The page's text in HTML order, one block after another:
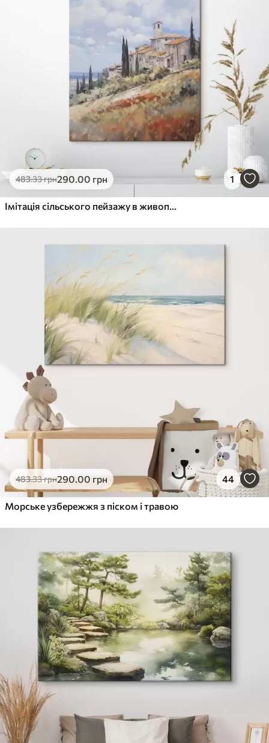
483.33грн290.00 грн 1
Імітація сільського пейзажу в живописі
483.33грн290.00 грн 44
Морське узбережжя з піском і травою